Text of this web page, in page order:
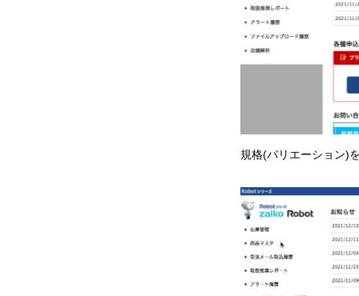
規格(バリエーション)